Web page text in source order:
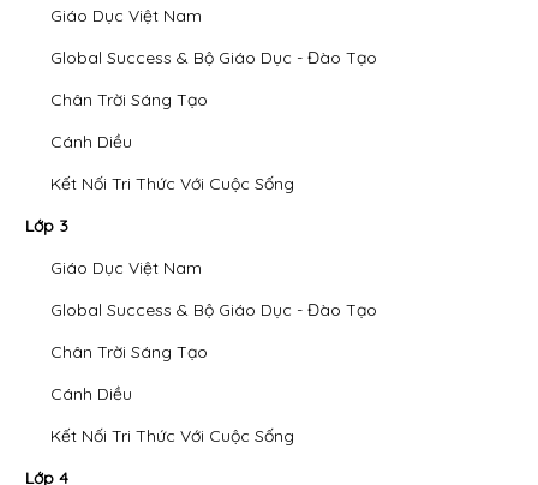
Giáo Dục Việt Nam
Global Success & Bộ Giáo Dục - Đào Tạo
Chân Trời Sáng Tạo
Cánh Diều
Kết Nối Tri Thức Với Cuộc Sống
Lớp 3
Giáo Dục Việt Nam
Global Success & Bộ Giáo Dục - Đào Tạo
Chân Trời Sáng Tạo
Cánh Diều
Kết Nối Tri Thức Với Cuộc Sống
Lớp 4